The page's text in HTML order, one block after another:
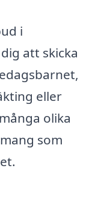
i
att skicka
eller
olika
som